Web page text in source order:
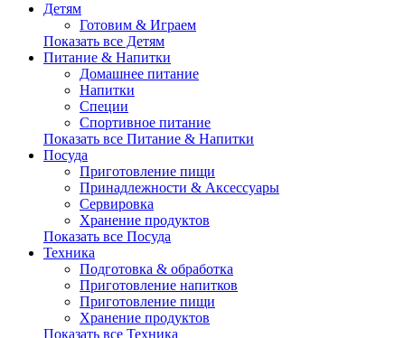
Детям
Готовим & Играем
Показать все Детям
Питание & Напитки
Домашнее питание
Напитки
Специи
Спортивное питание
Показать все Питание & Напитки
Посуда
Приготовление пищи
Принадлежности & Аксессуары
Сервировка
Хранение продуктов
Показать все Посуда
Техника
Подготовка & обработка
Приготовление напитков
Приготовление пищи
Хранение продуктов
Показать все Техника